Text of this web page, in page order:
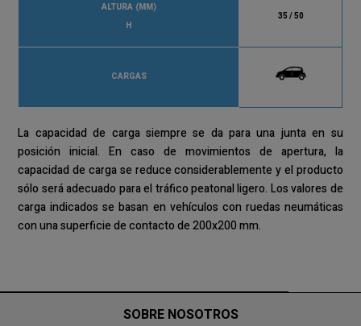
ALTURA (MM)
H
35 / 50
CARGAS
La capacidad de carga siempre se da para una junta en su
posición inicial. En caso de movimientos de apertura, la
capacidad de carga se reduce considerablemente y el producto
sólo será adecuado para el tráfico peatonal ligero. Los valores de
carga indicados se basan en vehículos con ruedas neumáticas
con una superficie de contacto de 200x200 mm.
SOBRE NOSOTROS